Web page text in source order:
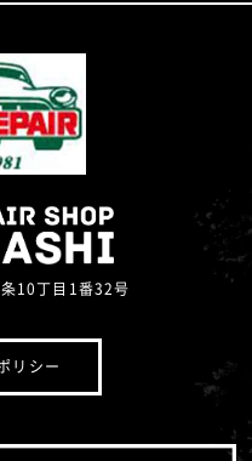
10丁目1番32号
リシー